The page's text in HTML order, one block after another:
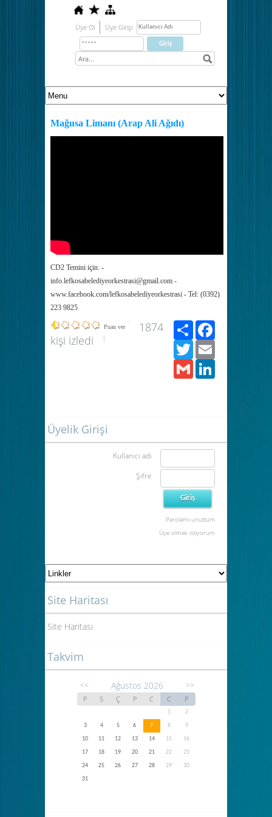
Üye Ol Üye Girişi
Mağusa Limanı (Arap Ali Ağıdı)
CD2 Temini için: -
info.lefkosabelediyeorkestrasi@gmail.com -
www.facebook.com/lefkosabelediyeorkestr­­asi - Tel: (0392)
223 9825
Puan ver
1874
kişi izledi
Paylaş
Twitter
Gmail
Üyelik Girişi
Kullanıcı adı
Şifre
Parolamı unuttum
Üye olmak istiyorum
Site Haritası
Site Haritası
Takvim
<< Ağustos 2026 >>
P S Ç P C C P
1
2
3
4 5 6 7 8
9
10
11 12 13 14 15
16
17
18 19 20 21 22
23
24
25 26 27 28 29
30
31